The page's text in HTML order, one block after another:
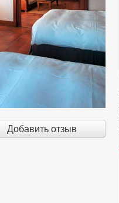
Добавить отзыв